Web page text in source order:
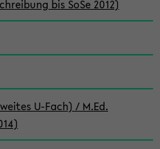
bis SoSe 2012)
U-Fach) / M.Ed.